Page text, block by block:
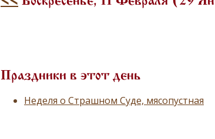
Праздники в этот день
Неделя о Страшном Суде, мясопустная